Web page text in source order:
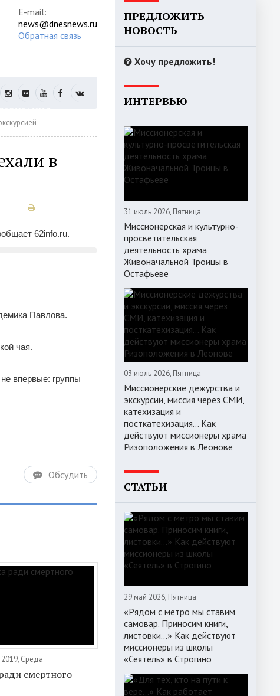
E-mail:
news@dnesnews.ru
Обратная связь
в
62info.ru.
Павлова.
чая.
впервые: группы
Обсудить
Среда
смертного
ПРЕДЛОЖИТЬ
НОВОСТЬ
Хочу предложить!
ИНТЕРВЬЮ
31 июль 2026, Пятница
Миссионерская и культурно-
просветительская
деятельность храма
Живоначальной Троицы в
Остафьеве
03 июль 2026, Пятница
Миссионерские дежурства и
экскурсии, миссия через СМИ,
катехизация и
посткатехизация… Как
действуют миссионеры храма
Ризоположения в Леонове
СТАТЬИ
29 май 2026, Пятница
«Рядом с метро мы ставим
самовар. Приносим книги,
листовки…» Как действуют
миссионеры из школы
«Сеятель» в Строгино